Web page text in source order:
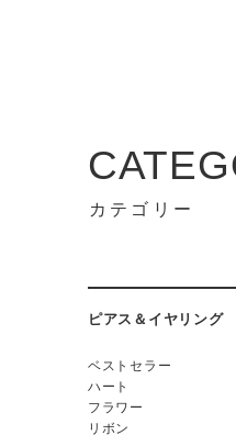
カテゴリー
ピアス＆イヤリング
ベストセラー
ハート
フラワー
リボン